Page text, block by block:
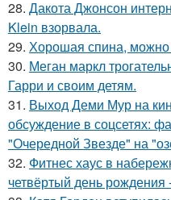
28. Дакота Джонсон
Klein взорвала.
29. Хорошая спина,
30. Меган маркл
Гарри и своим детям.
31. Выход Деми Мур на
обсуждение в соцсетях:
"Очередной Звезде" на
32. Фитнес хаус в
четвёртый день рождения